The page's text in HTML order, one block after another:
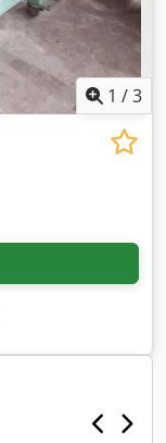
1 /3